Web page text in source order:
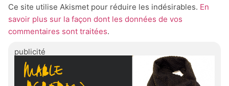
Ce site utilise Akismet pour réduire les indésirables. En
savoir plus sur la façon dont les données de vos
commentaires sont traitées.
publicité